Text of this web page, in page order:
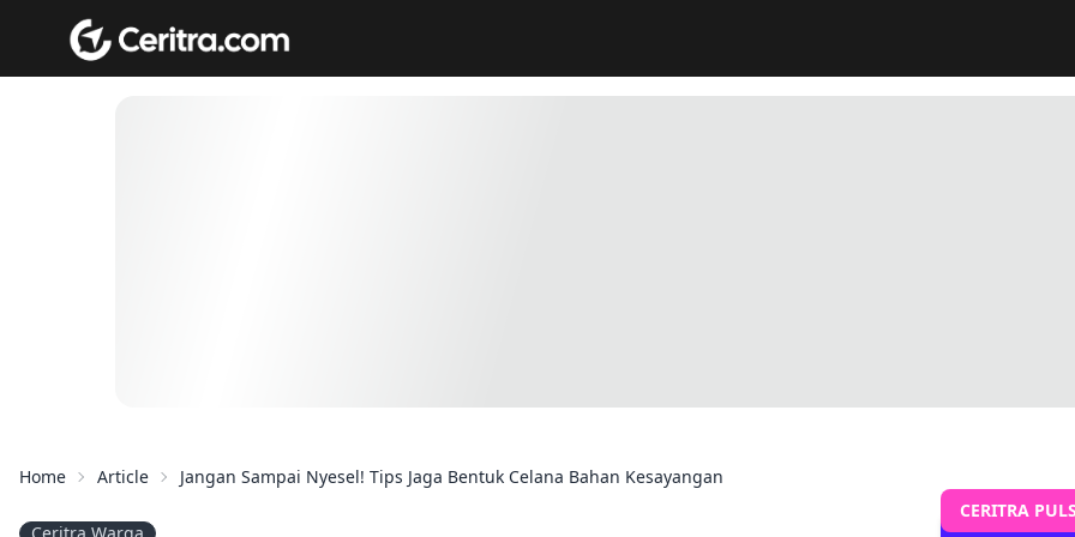
Home Article Jangan Sampai Nyesel! Tips Jaga Bentuk Celana Bahan Kesayangan
CERITRA